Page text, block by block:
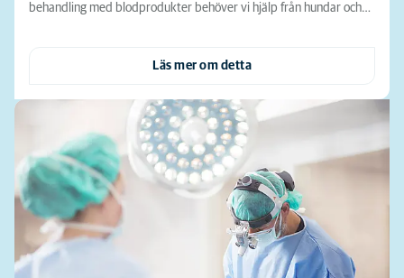
behandling med blodprodukter behöver vi hjälp från hundar och…
Läs mer om detta